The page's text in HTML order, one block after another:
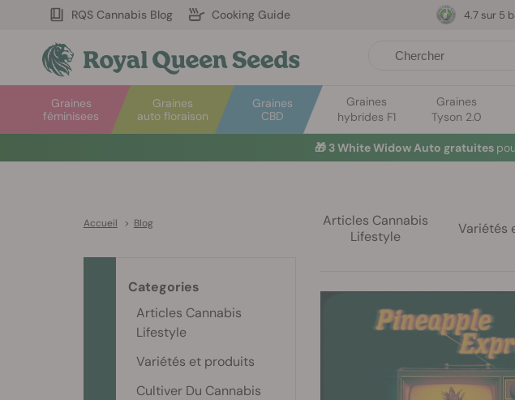
RQS Cannabis Blog Cooking Guide
Graines
auto floraison
Graines
féminisees
Graines
CBD
Graines
hybrides F1
Graines
Tyson 2.0
4.7 sur 5
☀️ Summer Sales: jusqu'à -50
Accueil > Blog
Articles Cannabis
Lifestyle
Variétés
Categories
Articles Cannabis
Lifestyle
Variétés et produits
Cultiver Du Cannabis